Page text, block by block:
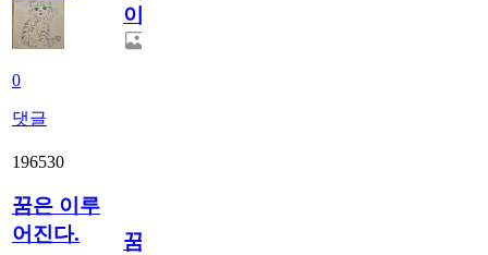
0
댓글
이
196530
꿈은 이루
어진다.
꿈